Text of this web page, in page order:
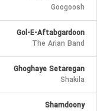
Googoosh
Gol-E-Aftabgardoon
The Arian Band
Ghoghaye Setaregan
Shakila
Shamdoony